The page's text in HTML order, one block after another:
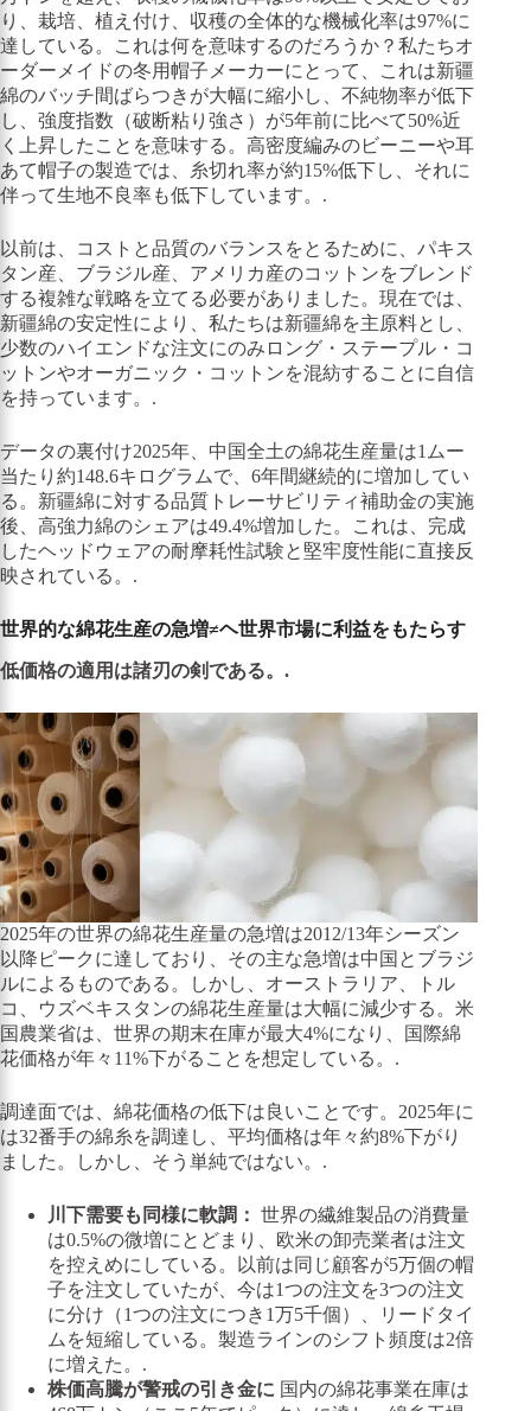
り、栽培、植え付け、収穫の全体的な機械化率は97%に
達している。これは何を意味するのだろうか？私たちオ
ーダーメイドの冬用帽子メーカーにとって、これは新疆
綿のバッチ間ばらつきが大幅に縮小し、不純物率が低下
し、強度指数（破断粘り強さ）が5年前に比べて50%近
く上昇したことを意味する。高密度編みのビーニーや耳
あて帽子の製造では、糸切れ率が約15%低下し、それに
伴って生地不良率も低下しています。.
以前は、コストと品質のバランスをとるために、パキス
タン産、ブラジル産、アメリカ産のコットンをブレンド
する複雑な戦略を立てる必要がありました。現在では、
新疆綿の安定性により、私たちは新疆綿を主原料とし、
少数のハイエンドな注文にのみロング・ステープル・コ
ットンやオーガニック・コットンを混紡することに自信
を持っています。.
データの裏付け2025年、中国全土の綿花生産量は1ムー
当たり約148.6キログラムで、6年間継続的に増加してい
る。新疆綿に対する品質トレーサビリティ補助金の実施
後、高強力綿のシェアは49.4%増加した。これは、完成
したヘッドウェアの耐摩耗性試験と堅牢度性能に直接反
映されている。.
世界的な綿花生産の急増≠ヘ世界市場に利益をもたらす
低価格の適用は諸刃の剣である。.
2025年の世界の綿花生産量の急増は2012/13年シーズン
以降ピークに達しており、その主な急増は中国とブラジ
ルによるものである。しかし、オーストラリア、トル
コ、ウズベキスタンの綿花生産量は大幅に減少する。米
国農業省は、世界の期末在庫が最大4%になり、国際綿
花価格が年々11%下がることを想定している。.
調達面では、綿花価格の低下は良いことです。2025年に
は32番手の綿糸を調達し、平均価格は年々約8%下がり
ました。しかし、そう単純ではない。.
川下需要も同様に軟調： 世界の繊維製品の消費量
は0.5%の微増にとどまり、欧米の卸売業者は注文
を控えめにしている。以前は同じ顧客が5万個の帽
子を注文していたが、今は1つの注文を3つの注文
に分け（1つの注文につき1万5千個）、リードタイ
ムを短縮している。製造ラインのシフト頻度は2倍
に増えた。.
株価高騰が警戒の引き金に 国内の綿花事業在庫は